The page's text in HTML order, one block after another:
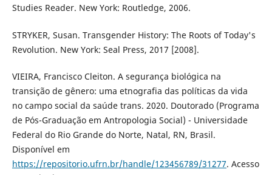
Studies Reader. New York: Routledge, 2006.
STRYKER, Susan. Transgender History: The Roots of Today's
Revolution. New York: Seal Press, 2017 [2008].
VIEIRA, Francisco Cleiton. A segurança biológica na
transição de gênero: uma etnografia das políticas da vida
no campo social da saúde trans. 2020. Doutorado (Programa
de Pós-Graduação em Antropologia Social) - Universidade
Federal do Rio Grande do Norte, Natal, RN, Brasil.
Disponível em
https://repositorio.ufrn.br/handle/123456789/31277. Acesso